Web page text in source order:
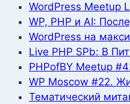
WordPress Meetup
WP, PHP и AI:
WordPress на
Live PHP SPb: В
PHPofBY Meetup
WP Moscow #22.
Тематический